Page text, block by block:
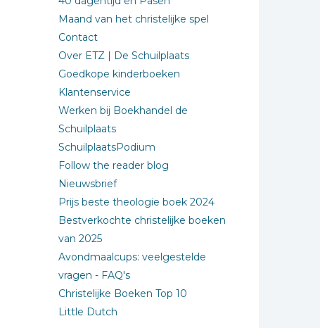
Maand van het christelijke spel
Contact
Over ETZ | De Schuilplaats
Goedkope kinderboeken
Klantenservice
Werken bij Boekhandel de
Schuilplaats
SchuilplaatsPodium
Follow the reader blog
Nieuwsbrief
Prijs beste theologie boek 2024
Bestverkochte christelijke boeken
van 2025
Avondmaalcups: veelgestelde
vragen - FAQ's
Christelijke Boeken Top 10
Little Dutch